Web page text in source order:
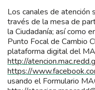
Los canales de atención
través de la mesa de
la Ciudadanía; así como
Punto Focal de Cambio
plataforma digital del
http://
https://
usando el Formulario